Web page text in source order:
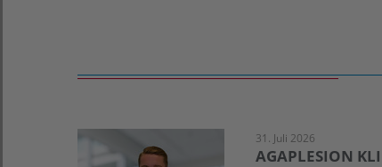
31. Juli 2026
AGAPLESION